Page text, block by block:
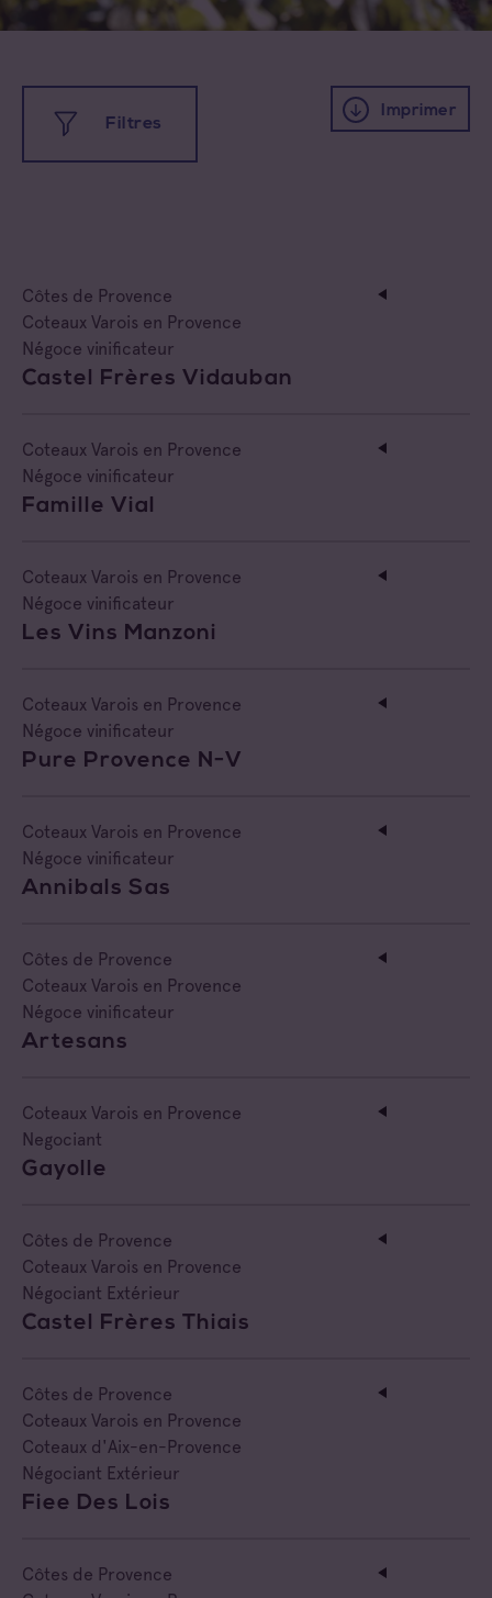
Filtres
Imprimer
Toutes les appellations
Côtes de Provence
Côtes de Provence Fréjus
Côtes de Provence Notre Dame des Anges
Côtes de Provence Pierrefeu
Côtes de Provence Sainte Victoire
Toutes les familles
Cave coopérative
Négoce vinificateur
Négociant Etranger
Négociant Extérieur
Côtes de Provence
Coteaux Varois en Provence
Négoce vinificateur
Castel Frères Vidauban
Coteaux Varois en Provence
Négoce vinificateur
Famille Vial
Coteaux Varois en Provence
Négoce vinificateur
Les Vins Manzoni
Coteaux Varois en Provence
Négoce vinificateur
Pure Provence N-V
Coteaux Varois en Provence
Négoce vinificateur
Annibals Sas
Côtes de Provence
Coteaux Varois en Provence
Négoce vinificateur
Artesans
Coteaux Varois en Provence
Negociant
Gayolle
Côtes de Provence
Coteaux Varois en Provence
Négociant Extérieur
Castel Frères Thiais
Côtes de Provence
Coteaux Varois en Provence
Coteaux d'Aix-en-Provence
Négociant Extérieur
Fiee Des Lois
Côtes de Provence